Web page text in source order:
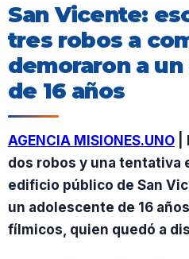
San Vicente:
tres robos a
demoraron a
de 16 años
AGENCIA MISIONES.UNO |
dos robos y una tentativa
edificio público de San
un adolescente de 16
fílmicos, quien quedó a